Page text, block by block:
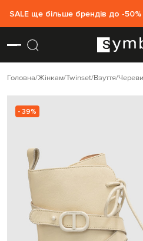
SALE ще більше брендів до -50%
Головна Жінкам Twinset Взуття
- 39%